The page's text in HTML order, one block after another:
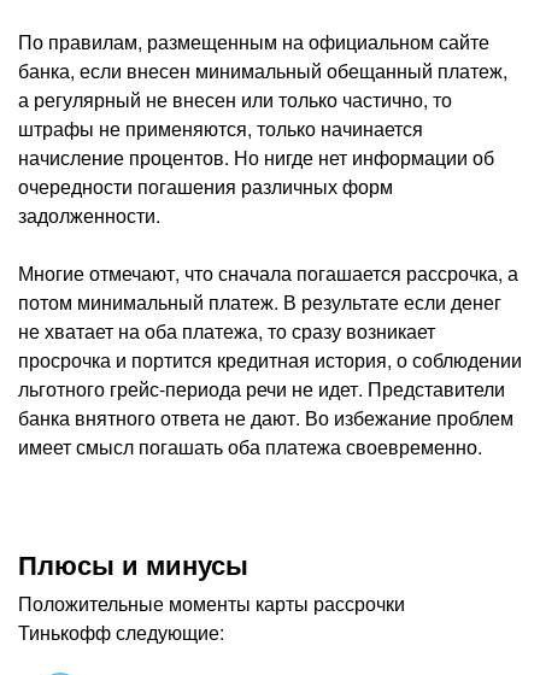
По правилам, размещенным на официальном сайте
банка, если внесен минимальный обещанный платеж,
а регулярный не внесен или только частично, то
штрафы не применяются, только начинается
начисление процентов. Но нигде нет информации об
очередности погашения различных форм
задолженности.
Многие отмечают, что сначала погашается рассрочка, а
потом минимальный платеж. В результате если денег
не хватает на оба платежа, то сразу возникает
просрочка и портится кредитная история, о соблюдении
льготного грейс-периода речи не идет. Представители
банка внятного ответа не дают. Во избежание проблем
имеет смысл погашать оба платежа своевременно.
Плюсы и минусы
Положительные моменты карты рассрочки
Тинькофф следующие: